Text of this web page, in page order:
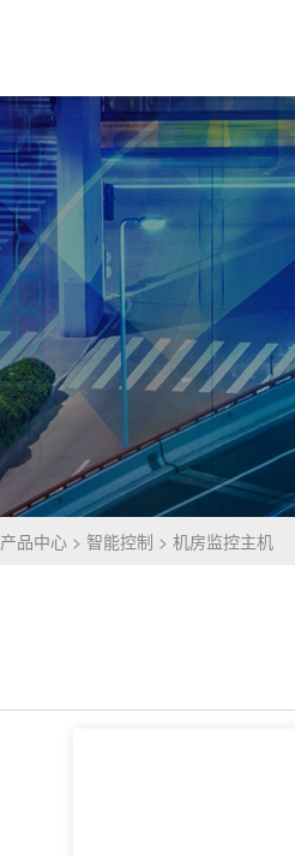
产品中心 > 智能控制 > 机房监控主机